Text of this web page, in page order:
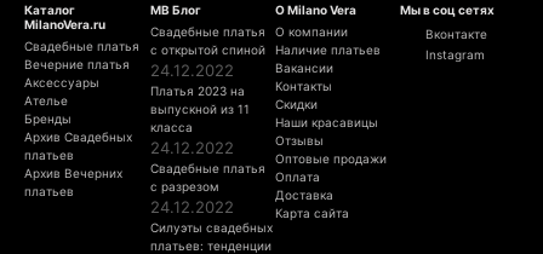
Каталог
MilanoVera.ru
Свадебные платья
Вечерние платья
Аксессуары
Ателье
Бренды
Архив Свадебных
платьев
Архив Вечерних
платьев
МВ Блог
Свадебные платья
с открытой спиной
24.12.2022
Платья 2023 на
выпускной из 11
класса
24.12.2022
Свадебные платья
с разрезом
24.12.2022
Силуэты свадебных
платьев: тенденции
О Milano Vera
О компании
Наличие платьев
Вакансии
Контакты
Скидки
Наши красавицы
Отзывы
Оптовые продажи
Оплата
Доставка
Карта сайта
Мы в соц сетях
Вконтакте
Instagram